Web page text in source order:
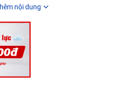
nội dung